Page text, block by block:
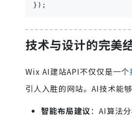
});
技术与设计的完美
Wix AI建站API不仅仅是一个
引人入胜的网站。AI技术能
智能布局建议：AI算法